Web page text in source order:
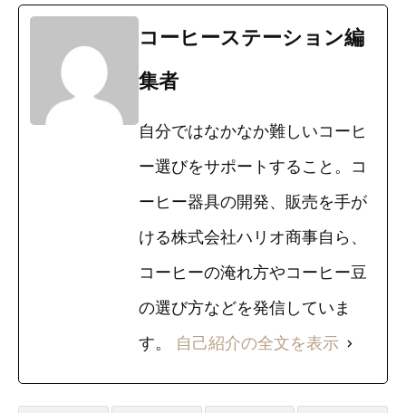
コーヒーステーション編
集者
自分ではなかなか難しいコーヒ
ー選びをサポートすること。コ
ーヒー器具の開発、販売を手が
ける株式会社ハリオ商事自ら、
コーヒーの淹れ方やコーヒー豆
の選び方などを発信していま
す。 自己紹介の全文を表示